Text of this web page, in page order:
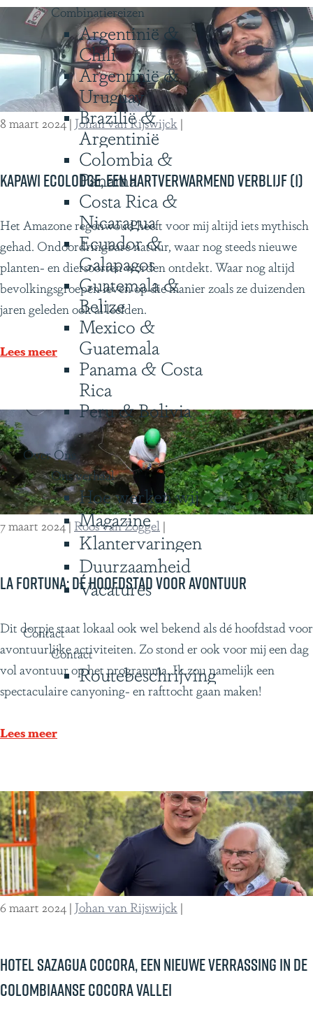
Combinatiereizen
Argentinië &
Chili
Argentinië &
Uruguay
Brazilië &
Argentinië
Colombia &
Panama
Costa Rica &
Nicaragua
Ecuador &
Galapagos
Guatemala &
Belize
Mexico &
Guatemala
Panama & Costa
Rica
Peru & Bolivia
Over Ons
Ons verhaal
Hoe werken wij
Magazine
Klantervaringen
Duurzaamheid
Vacatures
Contact
Contact
Routebeschrijving
o
o
d
e
e
h
t
v
r
r
m
e
n
d
v
e
b
j
f
(
2
Kapawi Ecolodge, een hartverwarmend verblijf (1)
8 maart 2024|Johan van Rijswijck |
K
a
p
a
w
E
l
o
d
g
e
,
e
n
a
r
r
m
e
n
d
v
e
b
i
Het Amazone regenwoud heeft voor mij altijd iets mythisch
gehad. Ondoordringbare natuur, waar nog steeds nieuwe
planten- en diersoorten worden ontdekt. Waar nog altijd
bevolkingsgroepen leven op die manier zoals ze duizenden
jaren geleden ook al leefden.
Lees meer
La Fortuna: dé hoofdstad voor avontuur
7 maart 2024| Roos van Zoggel |
L
a
F
o
t
a
:
d
é
h
o
d
s
Dit dorpje staat lokaal ook wel bekend als dé hoofdstad voor
avontuurlijke activiteiten. Zo stond er ook voor mij een dag
vol avontuur op het programma. Ik zou namelijk een
spectaculaire canyoning- en rafttocht gaan maken!
Lees meer
Hotel Sazagua Cocora, een nieuwe verrassing in de
Colombiaanse Cocora Vallei
6 maart 2024|Johan van Rijswijck |